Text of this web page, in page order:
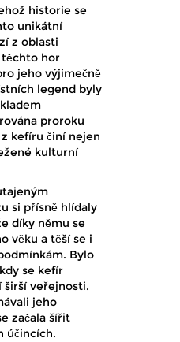
historie se
unikátní
z oblasti
těchto hor
jeho výjimečně
legend byly
proroku
kefíru činí nejen
kulturní
si přísně hlídaly
díky němu se
věku a těší se i
Bylo
se kefír
širší veřejnosti.
jeho
začala šířit
účincích.